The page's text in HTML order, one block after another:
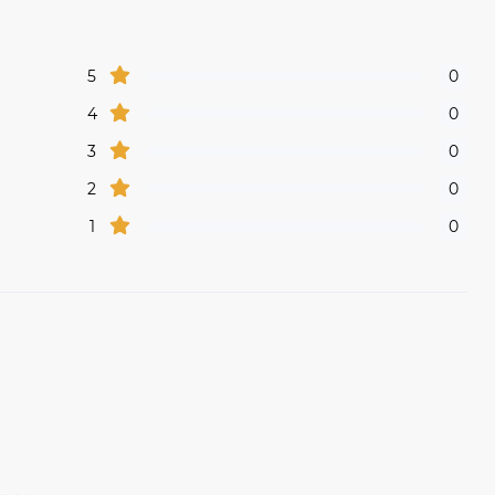
5
0
4
0
3
0
2
0
1
0